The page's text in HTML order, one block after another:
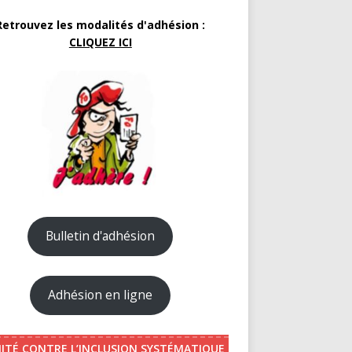
les modalités d'adhésion :
CLIQUEZ ICI
Bulletin d'adhésion
Adhésion en ligne
CONTRE L’INCLUSION SYSTÉMATIQUE